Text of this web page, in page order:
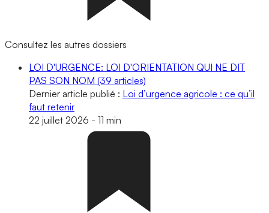
Consultez les autres dossiers
LOI D'URGENCE: LOI D'ORIENTATION QUI NE DIT
PAS SON NOM (39 articles)
Dernier article publié : Loi d’urgence agricole : ce qu’il
faut retenir
22 juillet 2026 - 11 min